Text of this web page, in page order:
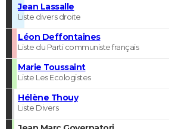
Jean Lassalle
Liste divers droite
Léon Deffontaines
Liste du Parti communiste français
Marie Toussaint
Liste Les Ecologistes
Hélène Thouy
Liste Divers